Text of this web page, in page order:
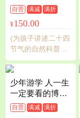
科漫画，提前“种
草”初中地理、历
史、数学,轻轻松松
掌握课标难点。
册(文津图书奖获
奖图书，请认准
正版，朱永新教
授、周成虎院士
推荐，畅销500
万册)
自营 满减 满折
¥150.00
(为孩子讲述二十四
节气的自然科普图
画书。升级版新增
《我们这样学习节
气》指导手册、花
期图海报，扫码即
得音视频学习资源)
少年游学 人一生
一定要看的博物
馆 紧跟教材，国
博探秘、长安寻
自营 满减 满折